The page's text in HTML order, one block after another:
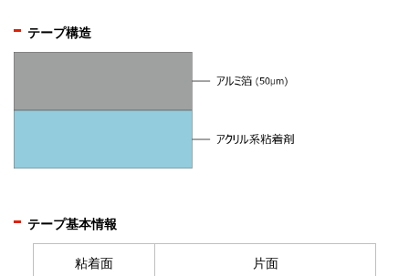
テープ構造
テープ基本情報
粘着面 片面